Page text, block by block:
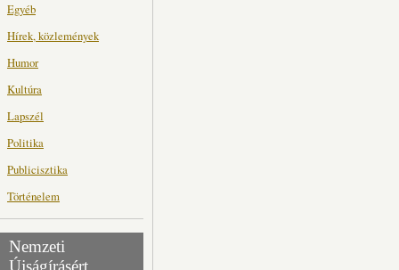
Egyéb
Hírek, közlemények
Humor
Kultúra
Lapszél
Politika
Publicisztika
Történelem
Nemzeti
Újságírásért